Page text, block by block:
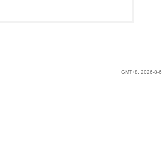
GMT+8, 2026-8-